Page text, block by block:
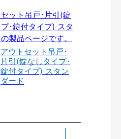
アウトセット吊戸･
片引(錠なしタイプ･
錠付タイプ) スタン
ダード